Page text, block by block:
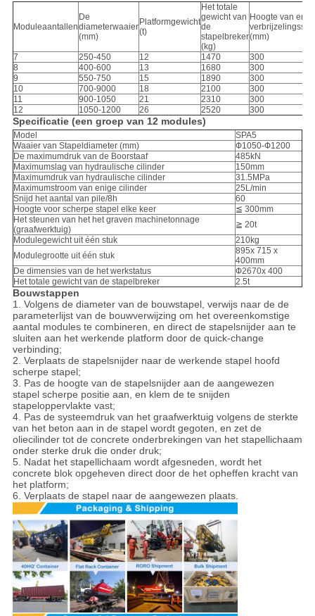
Moduleaantallen
De
diameterwaaier
(mm)
Platformgewicht
(t)
Het totale
gewicht van
de
stapelbreker
(kg)
Hoogte van
(mm)
7 250-450 12 1470
300
8
400-600 13 1680
300
9
550-750 15 1890
300
10
700-9000 18 2100
300
11
900-1050 21 2310
300
12
1050-1200 26 2520 300
Specificatie (een groep van 12 modules)
Model
SPA5
Waaier van Stapeldiameter (mm)
Ф1050-Ф1200
De maximumdruk van de Boorstaaf
485kN
Maximumslag van hydraulische cilinder
150mm
Maximumdruk van hydraulische cilinder
31.5MPa
Maximumstroom van enige cilinder
25L/min
Snijd het aantal van pile/8h
60
Hoogte voor scherpe stapel elke keer
≦ 300mm
Het steunen van het het graven machinetonnage
(graafwerktuig)
≧ 20t
Modulegewicht uit één stuk
210kg
Modulegrootte uit één stuk
895x 715 x
400mm
De dimensies van de het werkstatus
Ф2670x 400
Het totale gewicht van de stapelbreker
2.5t
Bouwstappen
1. Volgens de diameter van de bouwstapel, verwijs naar de de
parameterlijst van de bouwverwijzing om het overeenkomstige
aantal modules te combineren, en direct de stapelsnijder aan te
sluiten aan het werkende platform door de quick-change
verbinding;
2. Verplaats de stapelsnijder naar de werkende stapel hoofd
scherpe stapel;
3. Pas de hoogte van de stapelsnijder aan de aangewezen
stapel scherpe positie aan, en klem de te snijden
stapeloppervlakte vast;
4. Pas de systeemdruk van het graafwerktuig volgens de sterkte
van het beton aan in de stapel wordt gegoten, en zet de
oliecilinder tot de concrete onderbrekingen van het stapellichaam
onder sterke druk die onder druk;
5. Nadat het stapellichaam wordt afgesneden, wordt het
concrete blok opgeheven direct door de het opheffen kracht van
het platform;
6. Verplaats de stapel naar de aangewezen plaats.